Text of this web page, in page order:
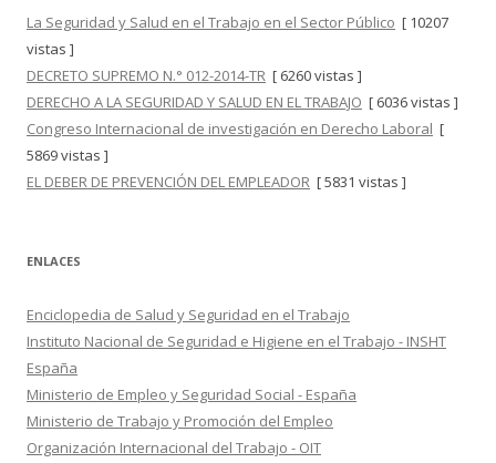
La Seguridad y Salud en el Trabajo en el Sector Público [ 10207
vistas ]
DECRETO SUPREMO N.° 012-2014-TR [ 6260 vistas ]
DERECHO A LA SEGURIDAD Y SALUD EN EL TRABAJO [ 6036 vistas ]
Congreso Internacional de investigación en Derecho Laboral [
5869 vistas ]
EL DEBER DE PREVENCIÓN DEL EMPLEADOR [ 5831 vistas ]
ENLACES
Enciclopedia de Salud y Seguridad en el Trabajo
Instituto Nacional de Seguridad e Higiene en el Trabajo - INSHT
España
Ministerio de Empleo y Seguridad Social - España
Ministerio de Trabajo y Promoción del Empleo
Organización Internacional del Trabajo - OIT